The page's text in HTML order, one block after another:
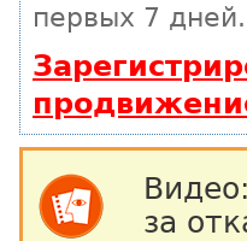
первых 7 дней.
за